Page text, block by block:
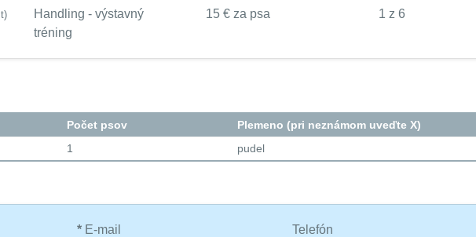
Handling - výstavný
tréning
15 € za psa 1 z 6
Počet psov
Plemeno (pri neznámom uveďte X)
1 pudel
*E-mail Telefón